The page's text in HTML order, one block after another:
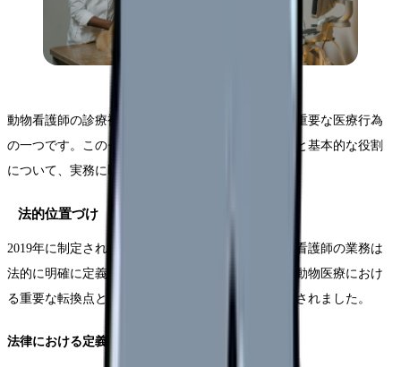
動物看護師の診療補助業務は、法的根拠に基づいた重要な医療行為
の一つです。このセクションでは、法的な位置づけと基本的な役割
について、実務に即した形で解説していきます。
法的位置づけ
2019年に制定された愛玩動物看護師法により、動物看護師の業務は
法的に明確に定義されることとなりました。これは動物医療におけ
る重要な転換点となり、専門職としての地位が確立されました。
法律における定義